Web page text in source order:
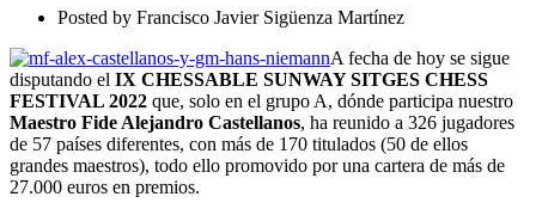
2022
Posted by Francisco Javier Sigüenza Martínez
A fecha de hoy se sigue
disputando el IX CHESSABLE SUNWAY SITGES CHESS
FESTIVAL 2022 que, solo en el grupo A, dónde participa nuestro
Maestro Fide Alejandro Castellanos, ha reunido a 326 jugadores
de 57 países diferentes, con más de 170 titulados (50 de ellos
grandes maestros), todo ello promovido por una cartera de más de
27.000 euros en premios.